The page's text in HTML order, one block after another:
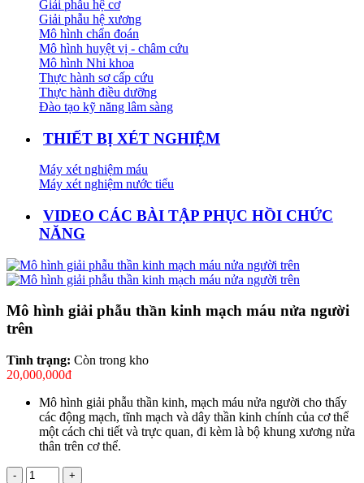
Giải phẫu hệ cơ
Giải phẫu hệ xương
Mô hình chẩn đoán
Mô hình huyệt vị - châm cứu
Mô hình Nhi khoa
Thực hành sơ cấp cứu
Thực hành điều dưỡng
Đào tạo kỹ năng lâm sàng
THIẾT BỊ XÉT NGHIỆM
Máy xét nghiệm máu
Máy xét nghiệm nước tiểu
VIDEO CÁC BÀI TẬP PHỤC HỒI CHỨC
NĂNG
Mô hình giải phẫu thần kinh mạch máu nửa người
trên
Tình trạng: Còn trong kho
20,000,000đ
Mô hình giải phẫu thần kinh, mạch máu nửa người cho thấy
các động mạch, tĩnh mạch và dây thần kinh chính của cơ thể
một cách chi tiết và trực quan, đi kèm là bộ khung xương nửa
thân trên cơ thể.
-
+